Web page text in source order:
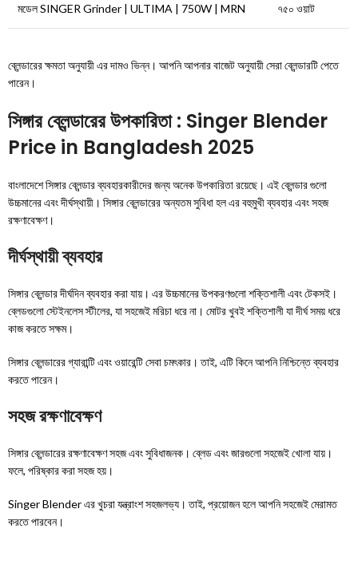
মডেল SINGER Grinder | ULTIMA | 750W | MRN ৭৫০ ওয়াট
ব্লেন্ডারের ক্ষমতা অনুযায়ী এর দামও ভিন্ন। আপনি আপনার বাজেট অনুযায়ী সেরা ব্লেন্ডারটি পেতে
পারেন।
সিঙ্গার ব্লেন্ডারের উপকারিতা : Singer Blender
Price in Bangladesh 2025
বাংলাদেশে সিঙ্গার ব্লেন্ডার ব্যবহারকারীদের জন্য অনেক উপকারিতা রয়েছে। এই ব্লেন্ডার গুলো
উচ্চমানের এবং দীর্ঘস্থায়ী। সিঙ্গার ব্লেন্ডারের অন্যতম সুবিধা হল এর বহুমুখী ব্যবহার এবং সহজ
রক্ষণাবেক্ষণ।
দীর্ঘস্থায়ী ব্যবহার
সিঙ্গার ব্লেন্ডার দীর্ঘদিন ব্যবহার করা যায়। এর উচ্চমানের উপকরণগুলো শক্তিশালী এবং টেকসই।
ব্লেডগুলো স্টেইনলেস স্টীলের, যা সহজেই মরিচা ধরে না। মোটর খুবই শক্তিশালী যা দীর্ঘ সময় ধরে
কাজ করতে সক্ষম।
সিঙ্গার ব্লেন্ডারের গ্যারান্টি এবং ওয়ারেন্টি সেবা চমৎকার। তাই, এটি কিনে আপনি নিশ্চিন্তে ব্যবহার
করতে পারেন।
সহজ রক্ষণাবেক্ষণ
সিঙ্গার ব্লেন্ডারের রক্ষণাবেক্ষণ সহজ এবং সুবিধাজনক। ব্লেড এবং জারগুলো সহজেই খোলা যায়।
ফলে, পরিষ্কার করা সহজ হয়।
Singer Blender এর খুচরা যন্ত্রাংশ সহজলভ্য। তাই, প্রয়োজন হলে আপনি সহজেই মেরামত
করতে পারবেন।